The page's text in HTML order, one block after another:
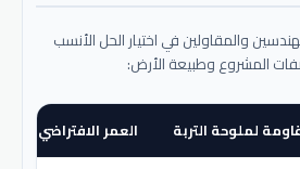
والمقاولين في اختيار الحل الأنسب
المشروع وطبيعة الأرض:
لملوحة التربة العمر الافتراضي